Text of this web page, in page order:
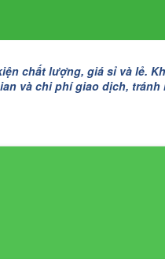
chất lượng, giá sỉ và lẻ.
và chi phí giao dịch, tránh